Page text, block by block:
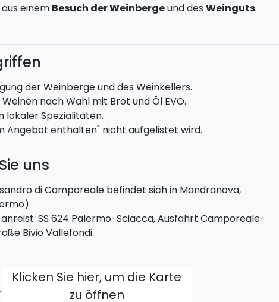
einem Besuch der Weinbergeund des Weinguts.
erzählen die Eigentümer neben der Familien- und
EVO Alessandro di Camporeale Öl. Abschließend können
fünf Weinen Ihrer Wahl genießen, begleitet von kleinen
um 10:30 Uhr oder um 16:00 Uhr
der Weinberge und des Weinkellers.
nach Wahl mit Brot und Öl EVO.
lokaler Spezialitäten.
Angebot enthalten" nicht aufgelistet wird.
uns
di Camporeale befindet sich in Mandranova,
SS 624 Palermo-Sciacca, Ausfahrt Camporeale-
Bivio Vallefondi.
Klicken Sie hier, um die Karte
zu öffnen